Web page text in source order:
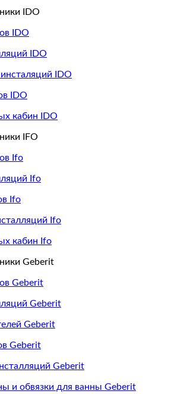
IDO
IDO
IDO
IDO
IDO
кабин IDO
IFO
Ifo
Ifo
Ifo
Ifo
кабин Ifo
Geberit
Geberit
Geberit
Geberit
Geberit
Geberit
и обвязки для ванны Geberit